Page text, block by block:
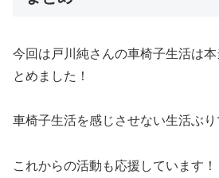
今回は戸川純さんの車椅子生活は
とめました！
車椅子生活を感じさせない生活ぶり
これからの活動も応援しています！